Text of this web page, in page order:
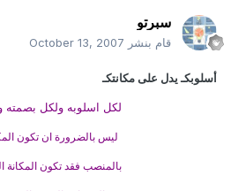
سبرتو
قام بنشر October 13, 2007
أسلوبكـ يدل على مكانتكـ
لكل اسلوبه ولكل بصمته
ليس بالضرورة ان تكون
بالمنصب فقد تكون المكانة